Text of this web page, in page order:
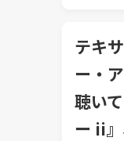
テキ
ー・
聴い
ー ii』